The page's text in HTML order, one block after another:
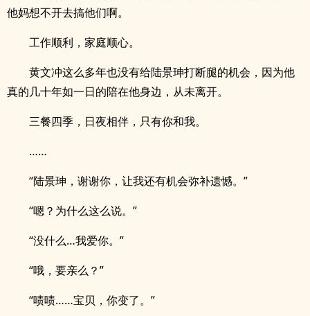
他妈想不开去搞他们啊。
工作顺利，家庭顺心。
黄文冲这么多年也没有给陆景珅打断腿的机会，因为他
真的几十年如一日的陪在他身边，从未离开。
三餐四季，日夜相伴，只有你和我。
……
“陆景珅，谢谢你，让我还有机会弥补遗憾。”
“嗯？为什么这么说。”
“没什么…我爱你。”
“哦，要亲么？”
“啧啧……宝贝，你变了。”